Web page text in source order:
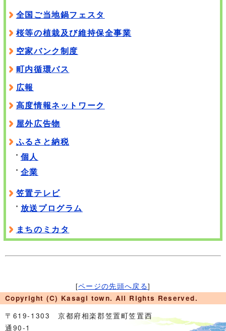
全国ご当地鍋フェスタ
桜等の植栽及び維持保全事業
空家バンク制度
町内循環バス
広報
高度情報ネットワーク
屋外広告物
ふるさと納税
個人
企業
笠置テレビ
放送プログラム
まちのミカタ
[ページの先頭へ戻る]
Copyright (C) Kasagi town. All Rights Reserved.
〒619-1303 京都府相楽郡笠置町笠置西
通90-1